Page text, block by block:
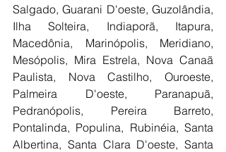
Salgado, Guarani D'oeste, Guzolândia,
Ilha Solteira, Indiaporã, Itapura,
Macedônia, Marinópolis, Meridiano,
Mesópolis, Mira Estrela, Nova Canaã
Paulista, Nova Castilho, Ouroeste,
Palmeira D'oeste, Paranapuã,
Pedranópolis, Pereira Barreto,
Pontalinda, Populina, Rubinéia, Santa
Albertina, Santa Clara D'oeste, Santa